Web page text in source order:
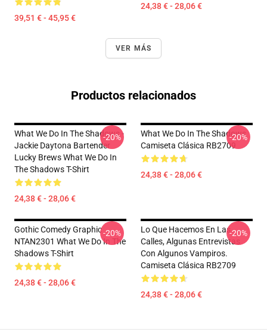
39,51 € - 45,95 €
24,38 € - 28,06 €
VER MÁS
Productos relacionados
What We Do In The Shadows -
Jackie Daytona Bartender
Lucky Brews What We Do In
The Shadows T-Shirt
24,38 € - 28,06 €
-20%
What We Do In The Shadows
Camiseta Clásica RB2709
24,38 € - 28,06 €
-20%
Gothic Comedy Graphic
NTAN2301 What We Do In The
Shadows T-Shirt
24,38 € - 28,06 €
-20%
Lo Que Hacemos En Las
Calles, Algunas Entrevistas
Con Algunos Vampiros.
Camiseta Clásica RB2709
24,38 € - 28,06 €
-20%